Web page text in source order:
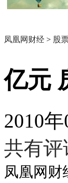
凤凰网财经 > 股
亿元
2010
共有评
凤凰网财